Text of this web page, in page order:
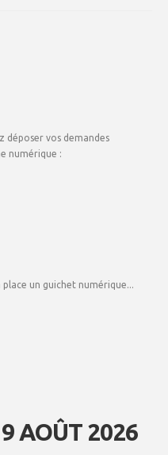
déposer vos demandes
numérique :
un guichet numérique...
AOÛT 2026